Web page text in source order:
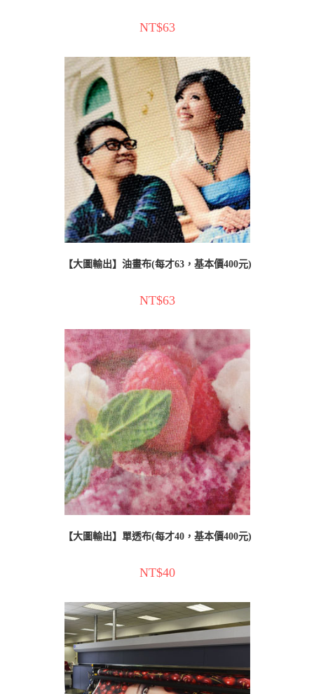
NT$63
【大圖輸出】油畫布(每才63，基本價400元)
NT$63
【大圖輸出】單透布(每才40，基本價400元)
NT$40